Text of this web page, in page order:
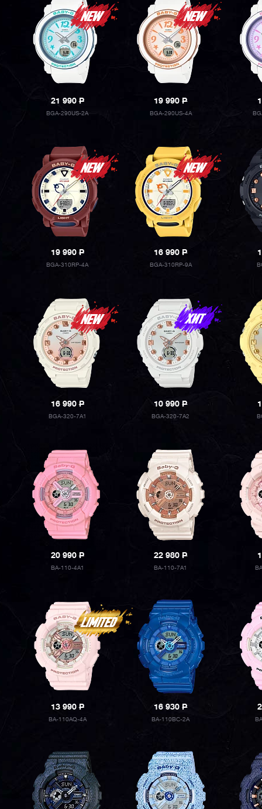
21 990P
BGA-290US-2A
19 990P
BGA-290US-4A
19 990P
BGA-310RP-4A
16 990P
BGA-310RP-9A
16 990P
BGA-320-7A1
10 990P
BGA-320-7A2
20 990P
BA-110-4A1
22 980P
BA-110-7A1
13 990P
BA-110AQ-4A
16 930P
BA-110BC-2A